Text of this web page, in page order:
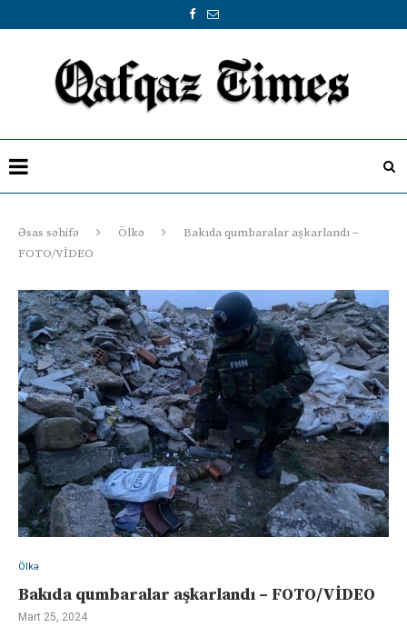
Əsas səhifə Ölkə
Bakıda qumbaralar aşkarlandı –
FOTO/VİDEO
Ölkə
Bakıda qumbaralar aşkarlandı – FOTO/VİDEO
Mart 25, 2024